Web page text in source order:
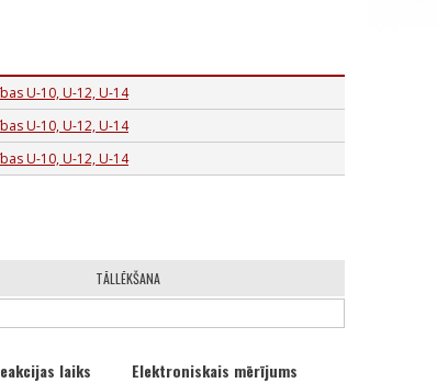
U-10, U-12, U-14
U-10, U-12, U-14
U-10, U-12, U-14
TĀLLĒKŠANA
laiks Elektroniskais mērījums